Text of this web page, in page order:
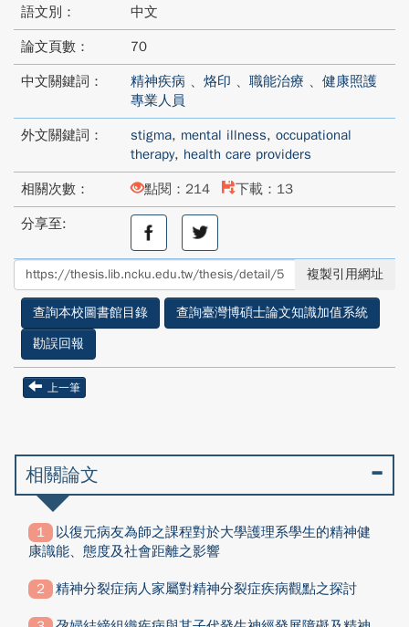
語文別： 中文
論文頁數： 70
中文關鍵詞： 精神疾病 、 烙印 、 職能治療 、 健康照護
專業人員
外文關鍵詞： stigma, mental illness, occupational
therapy, health care providers
相關次數： 點閱：214 下載：13
分享至:
分
至
facebook
分
享
至
twitter
複製引用網址
查詢本校圖書館目錄
查詢臺灣博碩士論文知識加值系統
勘誤回報
上一筆
相關論文
以復元病友為師之課程對於大學護理系學生的精神健
康識能、態度及社會距離之影響
精神分裂症病人家屬對精神分裂症疾病觀點之探討